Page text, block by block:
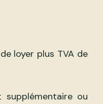
loyer plus TVA de
supplémentaire ou